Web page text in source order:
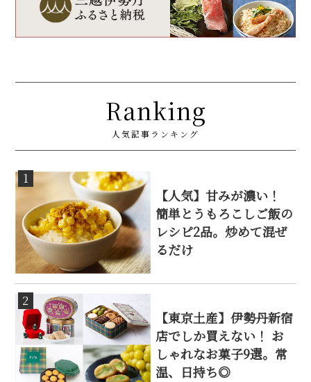
Ranking
人気記事ランキング
1
【人気】甘みが濃い！
簡単とうもろこしご飯の
レシピ2品。炒めて混ぜ
るだけ
2
【東京土産】伊勢丹新宿
店でしか買えない！ お
しゃれなお菓子9選。常
温、日持ち◎